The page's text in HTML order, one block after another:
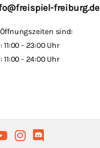
freiburg.de
sind:
11:00 - 23:00 Uhr
11:00 - 24:00 Uhr